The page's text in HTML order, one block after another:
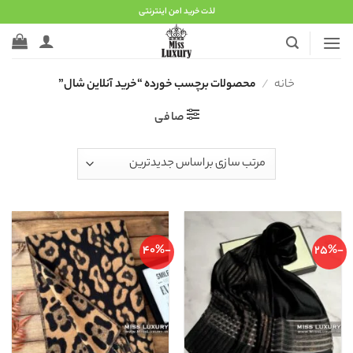
to
content
لذت خرید امن اینترنتی
خانه / محصولات برچسب خورده “خرید آنلاین شال”
صافی
-25%
-40%